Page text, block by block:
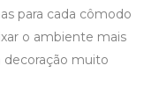
para cada cômodo
o ambiente mais
decoração muito